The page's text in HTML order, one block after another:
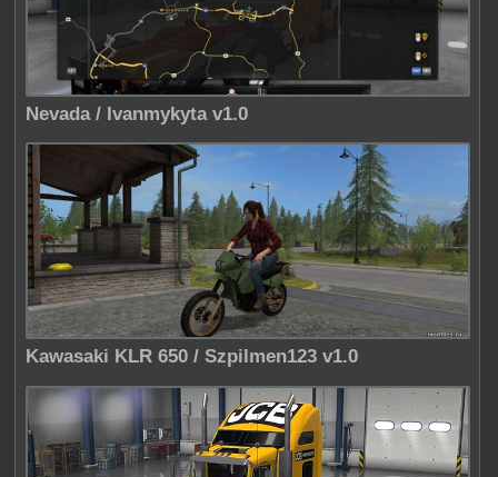
Nevada / Ivanmykyta v1.0
Kawasaki KLR 650 / Szpilmen123 v1.0